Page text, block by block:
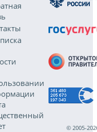
© 2005-